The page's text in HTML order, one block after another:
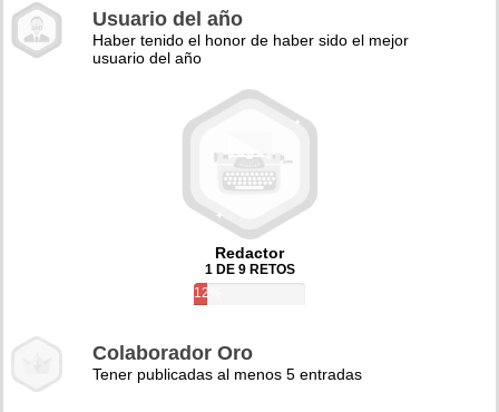
Usuario del año
Haber tenido el honor de haber sido el mejor
usuario del año
Redactor
1 DE 9 RETOS
12%
Colaborador Oro
Tener publicadas al menos 5 entradas